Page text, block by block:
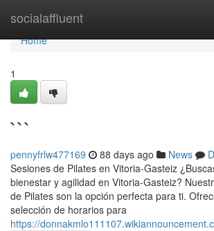
socialaffluent
Home
Home
1
```
pennyfrlw477169 88 days ago News
Sesiones de Pilates en Vitoria-Gasteiz
bienestar y agilidad en Vitoria-Gasteiz?
de Pilates son la opción perfecta para ti.
selección de horarios para
https://